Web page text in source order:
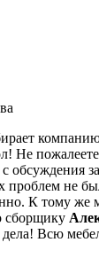
Не
обсуждения
проблем не
К тому же
сборщику
Всю